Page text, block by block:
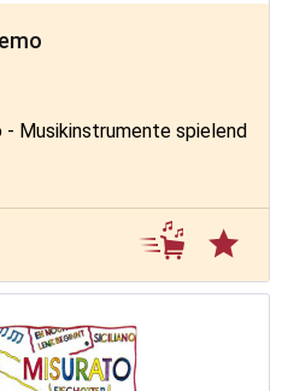
Musikinstrumente spielend